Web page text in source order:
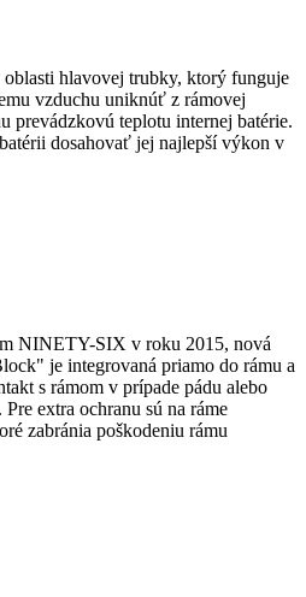
oblasti hlavovej trubky, ktorý funguje
vzduchu uniknúť z rámovej
prevádzkovú teplotu internej batérie.
dosahovať jej najlepší výkon v
NINETY-SIX v roku 2015, nová
je integrovaná priamo do rámu a
s rámom v prípade pádu alebo
extra ochranu sú na ráme
zabránia poškodeniu rámu